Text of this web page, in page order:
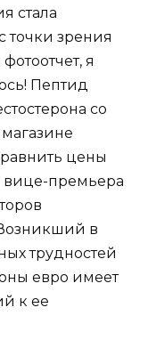
стала
точки зрения
я
Пептид
со
цены
вице-премьера
в
трудностей
евро имеет
к ее